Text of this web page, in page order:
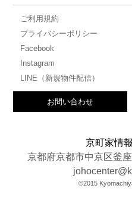
ご利用規約
プライバシーポリシー
Facebook
Instagram
LINE（新規物件配信）
お問い合わせ
京町家情
京都府京都市中京区釜
©2015